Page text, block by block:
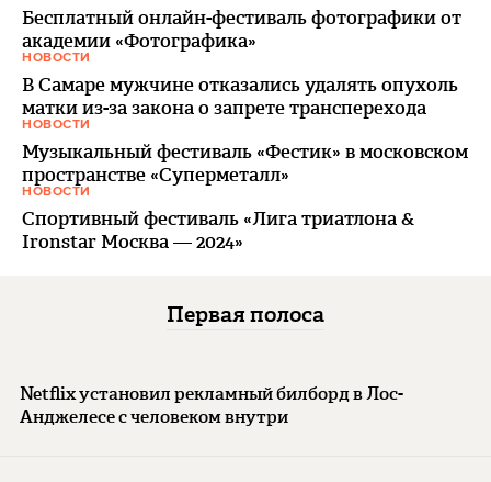
Бесплатный онлайн-фестиваль фотографики от
академии «Фотографика»
НОВОСТИ
В Самаре мужчине отказались удалять опухоль
матки из-за закона о запрете трансперехода
НОВОСТИ
Музыкальный фестиваль «Фестик» в московском
пространстве «Суперметалл»
НОВОСТИ
Спортивный фестиваль «Лига триатлона &
Ironstar Москва — 2024»
Первая полоса
Netflix установил рекламный билборд в Лос-
Анджелесе с человеком внутри